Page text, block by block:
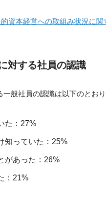
的資本経営への取組み状況に
対する社員の認識
一般社員の認識は以下のとお
た：27%
知っていた：25%
があった：26%
：21%